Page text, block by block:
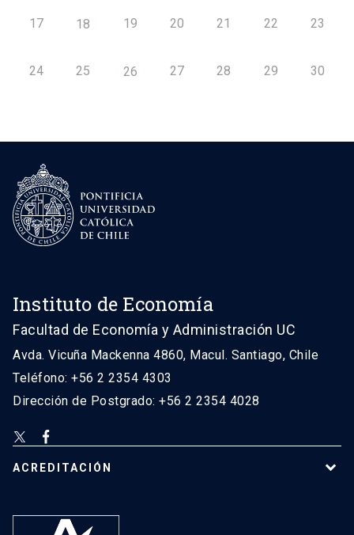
17 18 19 20 21 22 23
24 25 26 27 28 29 30
Instituto de Economía
Facultad de Economía y Administración UC
Avda. Vicuña Mackenna 4860, Macul. Santiago, Chile
Teléfono: +56 2 2354 4303
Dirección de Postgrado: +56 2 2354 4028
ACREDITACIÓN